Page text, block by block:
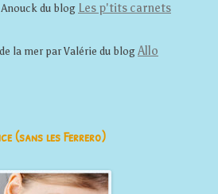
du blog Les p'tits carnets
la mer par Valérie du blog Allo
(sans les Ferrero)